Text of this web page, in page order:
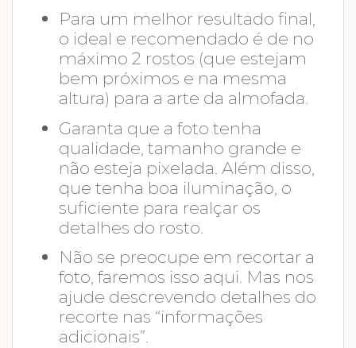
Para um melhor resultado final,
o ideal e recomendado é de no
máximo 2 rostos (que estejam
bem próximos e na mesma
altura) para a arte da almofada.
Garanta que a foto tenha
qualidade, tamanho grande e
não esteja pixelada. Além disso,
que tenha boa iluminação, o
suficiente para realçar os
detalhes do rosto.
Não se preocupe em recortar a
foto, faremos isso aqui. Mas nos
ajude descrevendo detalhes do
recorte nas “informações
adicionais”.